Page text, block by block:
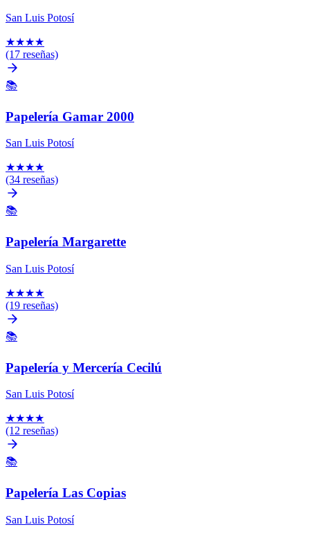
San Luis Potosí
★★★★
(17 reseñas)
📚
Papelería Gamar 2000
San Luis Potosí
★★★★
(34 reseñas)
📚
Papelería Margarette
San Luis Potosí
★★★★
(19 reseñas)
📚
Papelería y Mercería Cecilú
San Luis Potosí
★★★★
(12 reseñas)
📚
Papelería Las Copias
San Luis Potosí